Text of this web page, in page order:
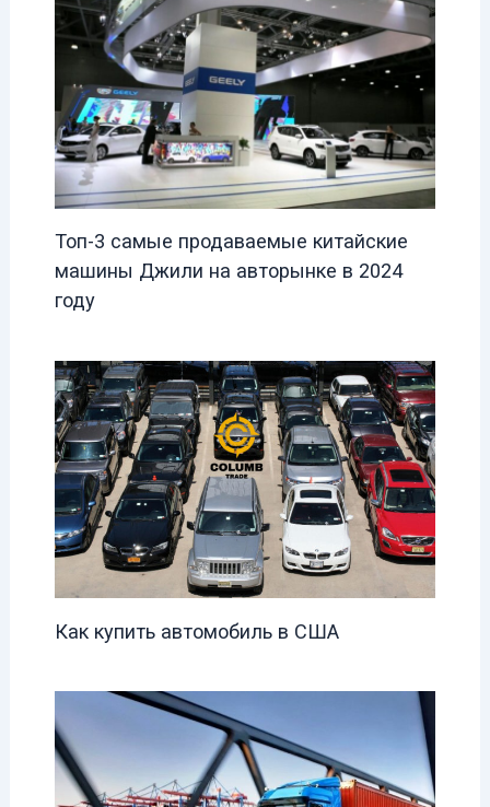
Топ-3 самые продаваемые китайские
машины Джили на авторынке в 2024
году
Как купить автомобиль в США